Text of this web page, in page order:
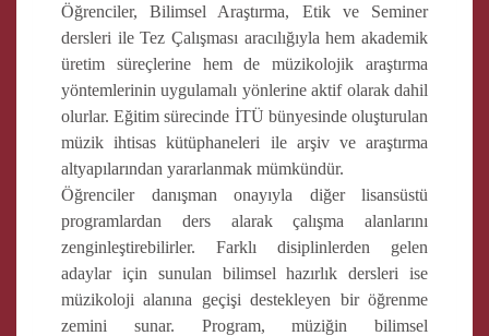
Öğrenciler, Bilimsel Araştırma, Etik ve Seminer
dersleri ile Tez Çalışması aracılığıyla hem akademik
üretim süreçlerine hem de müzikolojik araştırma
yöntemlerinin uygulamalı yönlerine aktif olarak dahil
olurlar. Eğitim sürecinde İTÜ bünyesinde oluşturulan
müzik ihtisas kütüphaneleri ile arşiv ve araştırma
altyapılarından yararlanmak mümkündür.
Öğrenciler danışman onayıyla diğer lisansüstü
programlardan ders alarak çalışma alanlarını
zenginleştirebilirler. Farklı disiplinlerden gelen
adaylar için sunulan bilimsel hazırlık dersleri ise
müzikoloji alanına geçişi destekleyen bir öğrenme
zemini sunar. Program, müziğin bilimsel